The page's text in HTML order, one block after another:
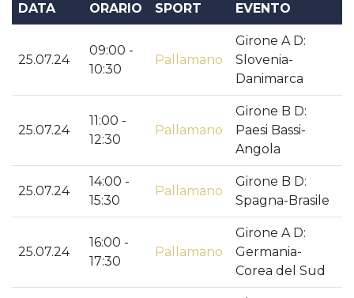
DATA ORARIO SPORT EVENTO
25.07.24
09:00 -
10:30
Pallamano
Girone A D:
Slovenia-
Danimarca
25.07.24
11:00 -
12:30
Pallamano
Girone B D:
Paesi Bassi-
Angola
25.07.24
14:00 -
15:30
Pallamano
Girone B D:
Spagna-Brasile
25.07.24
16:00 -
17:30
Pallamano
Girone A D:
Germania-
Corea del Sud